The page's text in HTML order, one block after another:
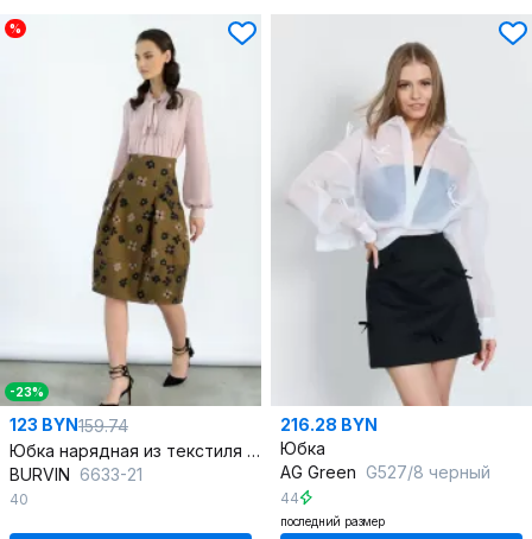
%
-23%
123 BYN159.74
Юбка нарядная из текстиля и хлопка, зеленая и коричневая
BURVIN 6633-21
40
216.28 BYN
Юбка
AG Green G527/8 черный
44
последний размер